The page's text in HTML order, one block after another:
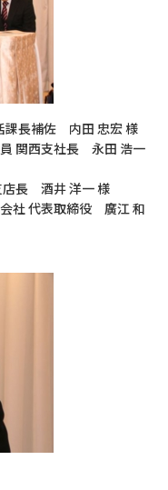
課長補佐 内田 忠宏 様
関西支社長 永田 浩一
店長 酒井 洋一 様
社 代表取締役 廣江 和